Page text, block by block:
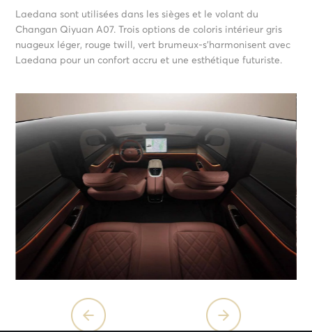
Laedana sont utilisées dans les sièges et le volant du
Changan Qiyuan A07. Trois options de coloris intérieur gris
nuageux léger, rouge twill, vert brumeux-s’harmonisent avec
Laedana pour un confort accru et une esthétique futuriste.